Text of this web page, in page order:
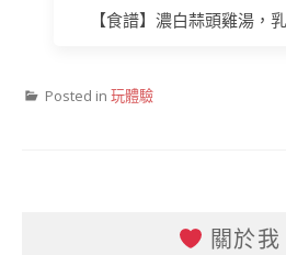
【食譜】濃白蒜頭雞湯，
Posted in 玩體驗
關於我